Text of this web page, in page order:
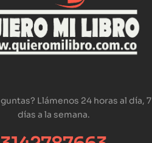
Llámenos 24 horas al día, 7
días a la semana.